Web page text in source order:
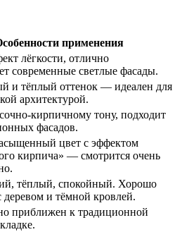
применения
лёгкости, отлично
современные светлые фасады.
и тёплый оттенок — идеален для
архитектурой.
кирпичному тону, подходит
фасадов.
цвет с эффектом
кирпича» — смотрится очень
тёплый, спокойный. Хорошо
деревом и тёмной кровлей.
приближен к традиционной